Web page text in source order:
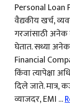
Personal Loan
वैद्यकीय खर्च,
गरजांसाठी अनेक
घेतात. सध्या
Financial
किंवा त्यापेक्षा
दिले जाते. मात्र,
व्याजदर, EMI …